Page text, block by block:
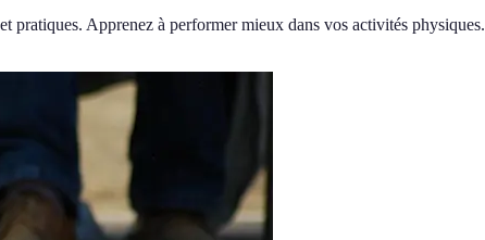
pratiques. Apprenez à performer mieux dans vos activités physiques.